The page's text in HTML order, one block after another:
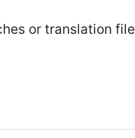
or translation